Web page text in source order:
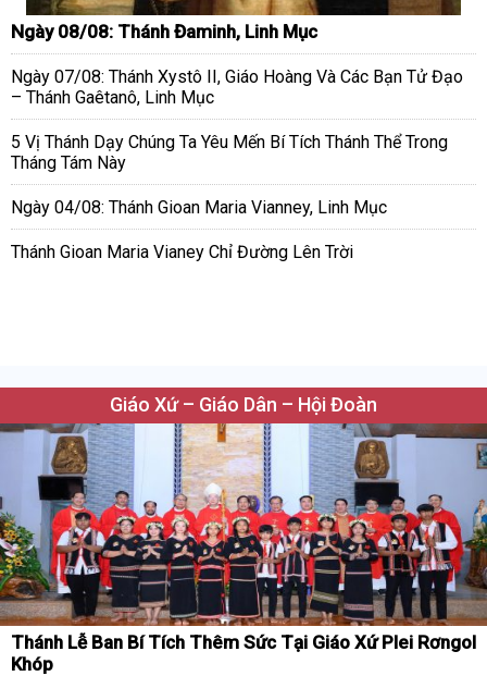
Ngày 08/08: Thánh Đaminh, Linh Mục
Ngày 07/08: Thánh Xystô II, Giáo Hoàng Và Các Bạn Tử Đạo
– Thánh Gaêtanô, Linh Mục
5 Vị Thánh Dạy Chúng Ta Yêu Mến Bí Tích Thánh Thể Trong
Tháng Tám Này
Ngày 04/08: Thánh Gioan Maria Vianney, Linh Mục
Thánh Gioan Maria Vianey Chỉ Đường Lên Trời
Giáo Xứ – Giáo Dân – Hội Đoàn
Thánh Lễ Ban Bí Tích Thêm Sức Tại Giáo Xứ Plei Rơngol
Khóp